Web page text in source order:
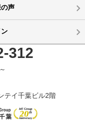
声
312
テイ千葉ビル2階